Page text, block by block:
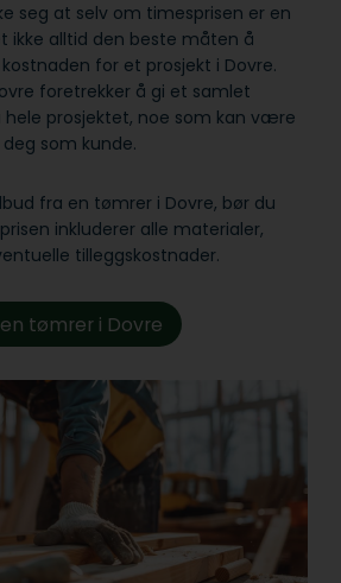
seg at selv om timesprisen er en
ikke alltid den beste måten å
for et prosjekt i Dovre.
foretrekker å gi et samlet
hele prosjektet, noe som kan være
som kunde.
fra en tømrer i Dovre, bør du
inkluderer alle materialer,
tilleggskostnader.
tømrer i Dovre